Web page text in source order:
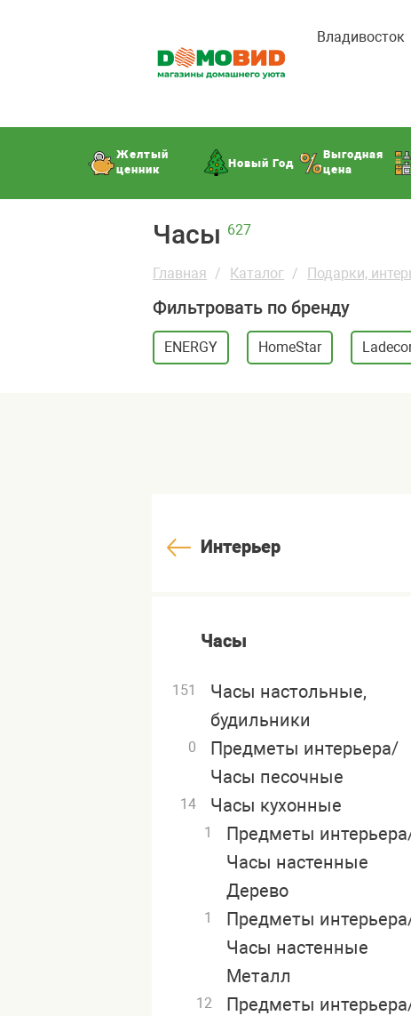
Владивосток
Желтый
ценник
Новый Год
Выгодная
цена
Часы 627
Главная Каталог Подарки,
Фильтровать по бренду
ENERGY HomeStar
Интерьер
Часы
151
Часы настольные,
будильники
0
Предметы интерьера/
Часы песочные
14 Часы кухонные
1
Предметы
Часы настенные
Дерево
1
Предметы
Часы настенные
Металл
12
Предметы